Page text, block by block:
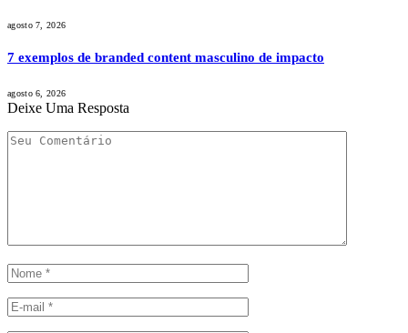
agosto 7, 2026
7 exemplos de branded content masculino de impacto
agosto 6, 2026
Deixe Uma Resposta